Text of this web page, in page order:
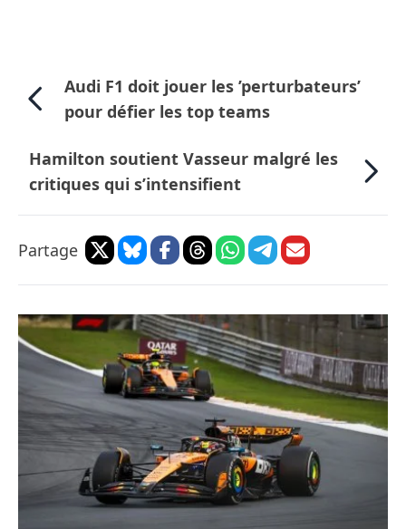
Audi F1 doit jouer les ’perturbateurs’
pour défier les top teams
Hamilton soutient Vasseur malgré les
critiques qui s’intensifient
Partage